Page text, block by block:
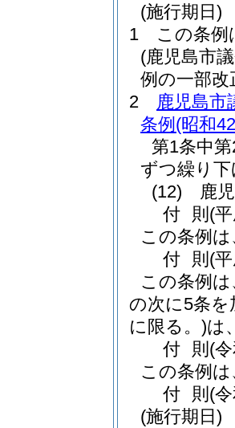
(施行期日)
1
この条例
(鹿児島市
例の一部改
2
鹿児島市
条例 (昭和
第1条中
ずつ繰り
(12) 鹿児
付 則 (
この条例
付 則 (
この条例
の次に5条を
に限る。)は
付 則 (
この条例
付 則 (
(施行期日)